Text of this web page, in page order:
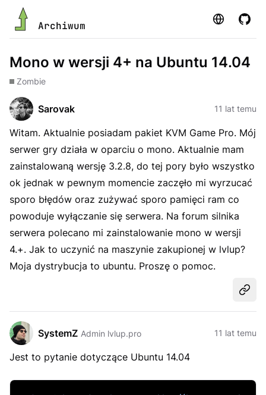
Archiwum Strona
Mono w wersji 4+ na Ubuntu 14.04
Zombie
Sarovak 11 lat temu
Witam. Aktualnie posiadam pakiet KVM Game Pro. Mój
serwer gry działa w oparciu o mono. Aktualnie mam
zainstalowaną wersję 3.2.8, do tej pory było wszystko
ok jednak w pewnym momencie zaczęło mi wyrzucać
sporo błędów oraz zużywać sporo pamięci ram co
powoduje wyłączanie się serwera. Na forum silnika
serwera polecano mi zainstalowanie mono w wersji
4.+. Jak to uczynić na maszynie zakupionej w lvlup?
Moja dystrybucja to ubuntu. Proszę o pomoc.
SystemZ Admin lvlup.pro 11 lat temu
Jest to pytanie dotyczące Ubuntu 14.04